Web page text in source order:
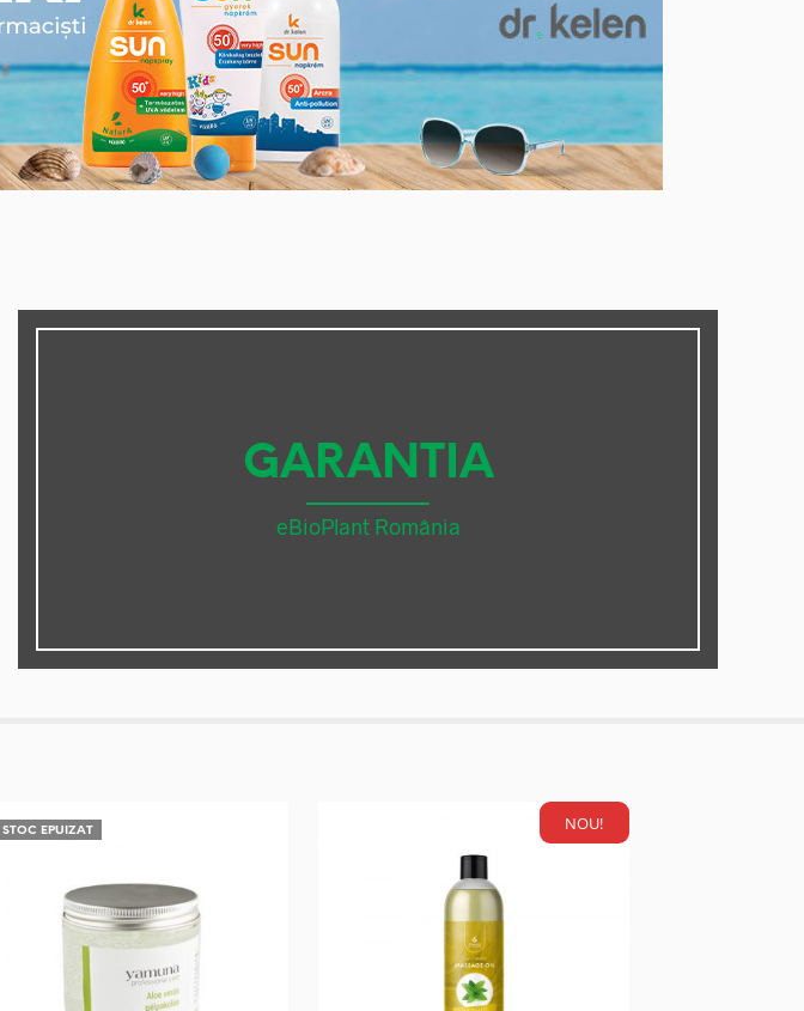
GARANTIA
eBioPlant România
STOC EPUIZAT NOU!